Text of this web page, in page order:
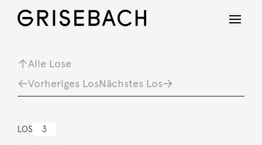
Alle Lose
Vorheriges LosNächstes Los
LOS 3